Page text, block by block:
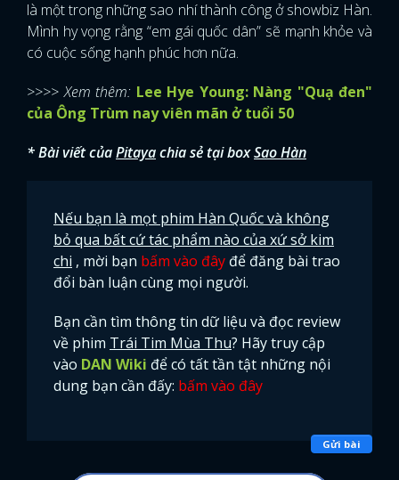
là một trong những sao nhí thành công ở showbiz Hàn.
Mình hy vọng rằng “em gái quốc dân” sẽ mạnh khỏe và
có cuộc sống hạnh phúc hơn nữa.
>>>> Xem thêm: Lee Hye Young: Nàng "Quạ đen"
của Ông Trùm nay viên mãn ở tuổi 50
* Bài viết củaPitayachia sẻ tại boxSao Hàn
Nếu bạn là mọt phim Hàn Quốc và không
bỏ qua bất cứ tác phẩm nào của xứ sở kim
chi , mời bạn bấm vào đây để đăng bài trao
đổi bàn luận cùng mọi người.
Bạn cần tìm thông tin dữ liệu và đọc review
về phim Trái Tim Mùa Thu? Hãy truy cập
vào DAN Wiki để có tất tần tật những nội
dung bạn cần đấy: bấm vào đây
Gửi bài